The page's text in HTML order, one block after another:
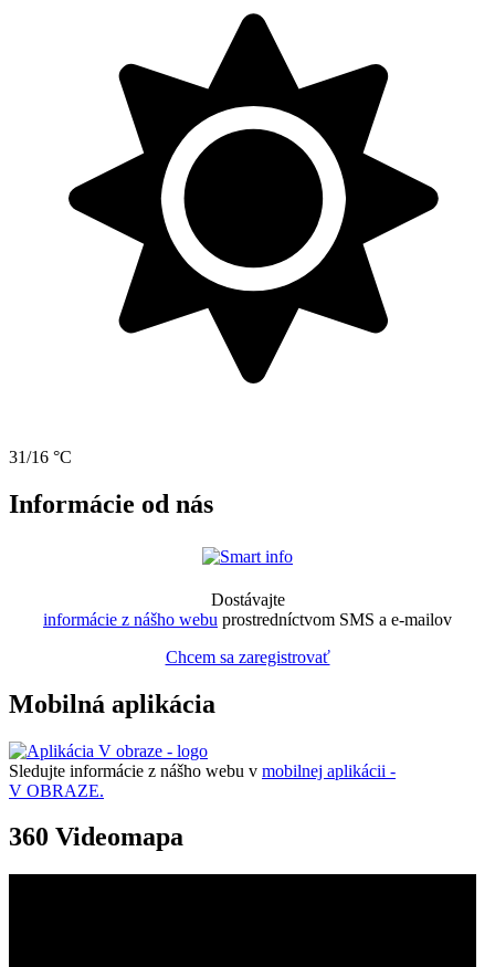
31/16 °C
Informácie od nás
Dostávajte
informácie z nášho webu prostredníctvom SMS a e-mailov
Chcem sa zaregistrovať
Mobilná aplikácia
Sledujte informácie z nášho webu v mobilnej aplikácii -
V OBRAZE.
360 Videomapa